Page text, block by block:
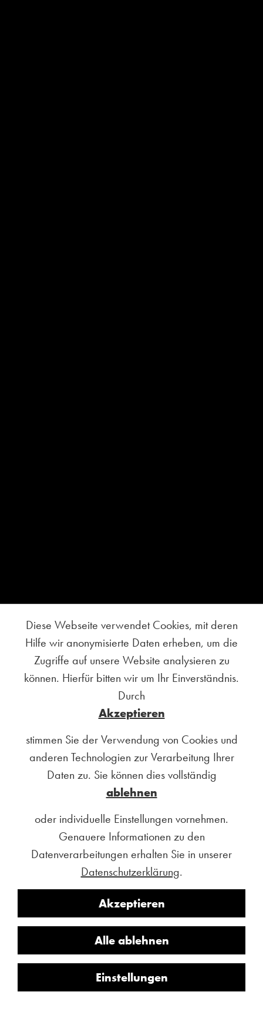
Diese Webseite verwendet Cookies, mit deren
Hilfe wir anonymisierte Daten erheben, um die
Zugriffe auf unsere Website analysieren zu
können. Hierfür bitten wir um Ihr Einverständnis.
Durch
Akzeptieren
stimmen Sie der Verwendung von Cookies und
anderen Technologien zur Verarbeitung Ihrer
Daten zu. Sie können dies vollständig
ablehnen
oder individuelle Einstellungen vornehmen.
Genauere Informationen zu den
Datenverarbeitungen erhalten Sie in unserer
Datenschutzerklärung.
Akzeptieren
Alle ablehnen
Einstellungen